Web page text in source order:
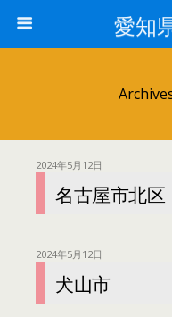
愛知
2024年5月12日
名古屋市北区
2024年5月12日
犬山市